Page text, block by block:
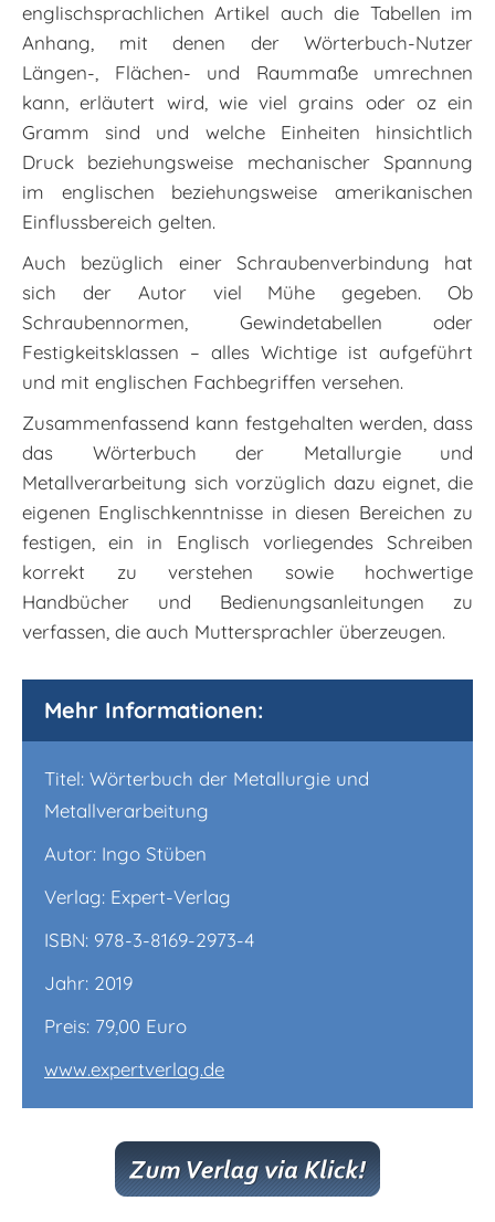
englischsprachlichen Artikel auch die Tabellen im
Anhang, mit denen der Wörterbuch-Nutzer
Längen-, Flächen- und Raummaße umrechnen
kann, erläutert wird, wie viel grains oder oz ein
Gramm sind und welche Einheiten hinsichtlich
Druck beziehungsweise mechanischer Spannung
im englischen beziehungsweise amerikanischen
Einflussbereich gelten.
Auch bezüglich einer Schraubenverbindung hat
sich der Autor viel Mühe gegeben. Ob
Schraubennormen, Gewindetabellen oder
Festigkeitsklassen – alles Wichtige ist aufgeführt
und mit englischen Fachbegriffen versehen.
Zusammenfassend kann festgehalten werden, dass
das Wörterbuch der Metallurgie und
Metallverarbeitung sich vorzüglich dazu eignet, die
eigenen Englischkenntnisse in diesen Bereichen zu
festigen, ein in Englisch vorliegendes Schreiben
korrekt zu verstehen sowie hochwertige
Handbücher und Bedienungsanleitungen zu
verfassen, die auch Muttersprachler überzeugen.
Mehr Informationen:
Titel: Wörterbuch der Metallurgie und
Metallverarbeitung
Autor: Ingo Stüben
Verlag: Expert-Verlag
ISBN: 978-3-8169-2973-4
Jahr: 2019
Preis: 79,00 Euro
www.expertverlag.de